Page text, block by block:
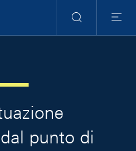
Ricerca
Menu
punto di